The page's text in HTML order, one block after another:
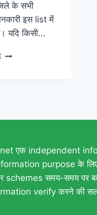
के सभी
इस list में
यदि किसी…
NFSA
STATUS,
&
DOWNLOAD
एक independent
purpose के लिए
schemes समय-समय पर
verify करने की